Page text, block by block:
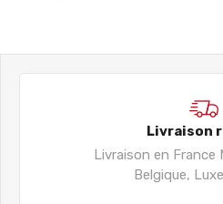
Livraison
Livraison en France
Belgique,